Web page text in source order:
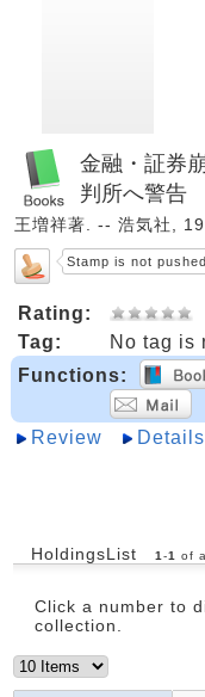
金融・証券
判所へ警告
王増祥著. -- 浩気社,
Stamp is not
Rating:
Tag:
No tag is
Functions:
Review Details
HoldingsList 1-1 of
Click a number to
collection.